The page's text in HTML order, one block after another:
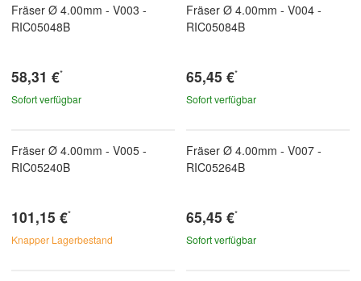
Fräser Ø 4.00mm - V003 -
RIC05048B
58,31 €*
Sofort verfügbar
Fräser Ø 4.00mm - V004 -
RIC05084B
65,45 €*
Sofort verfügbar
Fräser Ø 4.00mm - V005 -
RIC05240B
101,15 €*
Knapper Lagerbestand
Fräser Ø 4.00mm - V007 -
RIC05264B
65,45 €*
Sofort verfügbar